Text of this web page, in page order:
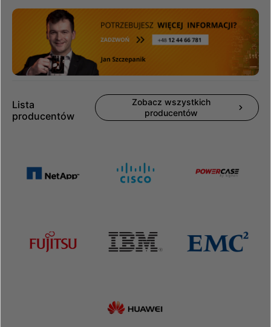
Lista
producentów
Zobacz wszystkich
producentów